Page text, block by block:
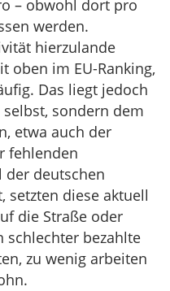
– obwohl dort pro
werden.
hierzulande
oben im EU-Ranking,
Das liegt jedoch
sondern dem
etwa auch der
fehlenden
der deutschen
setzten diese aktuell
die Straße oder
schlechter bezahlte
zu wenig arbeiten